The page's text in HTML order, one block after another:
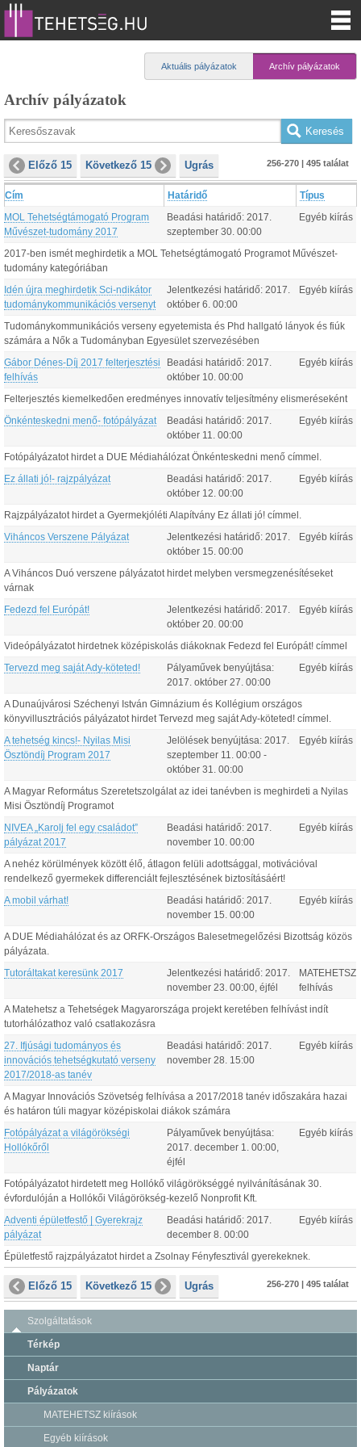
Aktuális pályázatok Archív pályázatok
Archív pályázatok
Előző 15 Következő 15 Ugrás 256-270 | 495 találat
Cím Határidő Típus
MOL Tehetségtámogató Program
Művészet-tudomány 2017
Beadási határidő: 2017.
szeptember 30 00:00
Egyéb kiírás
2017-ben ismét meghirdetik a MOL Tehetségtámogató Programot Művészet-
tudomány kategóriában
Idén újra meghirdetik Sci-ndikátor
tudománykommunikációs versenyt
Jelentkezési határidő: 2017.
október 6 00:00
Egyéb kiírás
Tudománykommunikációs verseny egyetemista és Phd hallgató lányok és fiúk
számára a Nők a Tudományban Egyesület szervezésében
Gábor Dénes-Díj 2017 felterjesztési
felhívás
Beadási határidő: 2017.
október 10 00:00
Egyéb kiírás
Felterjesztés kiemelkedően eredményes innovatív teljesítmény elismeréseként
Önkénteskedni menő- fotópályázat Beadási határidő: 2017.
október 11 00:00
Egyéb kiírás
Fotópályázatot hirdet a DUE Médiahálózat Önkénteskedni menő címmel.
Ez állati jó!- rajzpályázat Beadási határidő: 2017.
október 12 00:00
Egyéb kiírás
Rajzpályázatot hirdet a Gyermekjóléti Alapítvány Ez állati jó! címmel.
Viháncos Verszene Pályázat Jelentkezési határidő: 2017.
október 15 00:00
Egyéb kiírás
A Viháncos Duó verszene pályázatot hirdet melyben versmegzenésítéseket
várnak
Fedezd fel Európát! Jelentkezési határidő: 2017.
október 20 00:00
Egyéb kiírás
Videópályázatot hirdetnek középiskolás diákoknak Fedezd fel Európát! címmel
Tervezd meg saját Ady-köteted!
Pályaművek benyújtása:
2017. október 27 00:00
Egyéb kiírás
A Dunaújvárosi Széchenyi István Gimnázium és Kollégium országos
könyvillusztrációs pályázatot hirdet Tervezd meg saját Ady-köteted! címmel.
A tehetség kincs!- Nyilas Misi
Ösztöndíj Program 2017
Jelölések benyújtása: 2017.
szeptember 11 00:00 -
október 31 00:00
Egyéb kiírás
A Magyar Református Szeretetszolgálat az idei tanévben is meghirdeti a Nyilas
Misi Ösztöndíj Programot
NIVEA „Karolj fel egy családot”
pályázat 2017
Beadási határidő: 2017.
november 10 00:00
Egyéb kiírás
A nehéz körülmények között élő, átlagon felüli adottsággal, motivációval
rendelkező gyermekek differenciált fejlesztésének biztosításáért!
A mobil várhat! Beadási határidő: 2017.
november 15 00:00
Egyéb kiírás
A DUE Médiahálózat és az ORFK-Országos Balesetmegelőzési Bizottság közös
pályázata.
Tutoráltakat keresünk 2017 Jelentkezési határidő: 2017.
november 23 00:00 , éjfél
MATEHETSZ
felhívás
A Matehetsz a Tehetségek Magyarországa projekt keretében felhívást indít
tutorhálózathoz való csatlakozásra
27. Ifjúsági tudományos és
innovációs tehetségkutató verseny
2017/2018-as tanév
Beadási határidő: 2017.
november 28 15:00
Egyéb kiírás
A Magyar Innovációs Szövetség felhívása a 2017/2018 tanév időszakára hazai
és határon túli magyar középiskolai diákok számára
Fotópályázat a világörökségi
Hollókőről
Pályaművek benyújtása:
2017. december 1 00:00
éjfél
Egyéb kiírás
Fotópályázatot hirdetett meg Hollókő világörökséggé nyilvánításának 30.
évfordulóján a Hollókői Világörökség-kezelő Nonprofit Kft.
Adventi épületfestő | Gyerekrajz
pályázat
Beadási határidő: 2017.
december 8 00:00
Egyéb kiírás
Épületfestő rajzpályázatot hirdet a Zsolnay Fényfesztivál gyerekeknek.
Előző 15 Következő 15 Ugrás 256-270 | 495 találat
Szolgáltatások
Térkép
Naptár
Pályázatok
MATEHETSZ kiírások
Egyéb kiírások